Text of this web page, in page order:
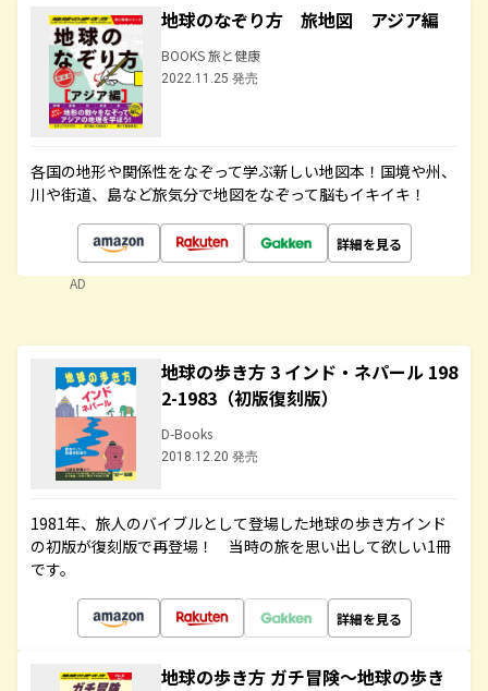
地球のなぞり方 旅地図 アジア編
BOOKS 旅と健康
2022.11.25 発売
各国の地形や関係性をなぞって学ぶ新しい地図本！国境や州、
川や街道、島など旅気分で地図をなぞって脳もイキイキ！
詳細を見る
AD
地球の歩き方 3 インド・ネパール 198
2-1983（初版復刻版）
D-Books
2018.12.20 発売
1981年、旅人のバイブルとして登場した地球の歩き方インド
の初版が復刻版で再登場！ 当時の旅を思い出して欲しい1冊
です。
詳細を見る
地球の歩き方 ガチ冒険～地球の歩き